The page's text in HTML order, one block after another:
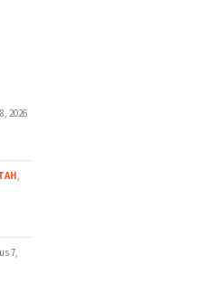
2026
,
7,